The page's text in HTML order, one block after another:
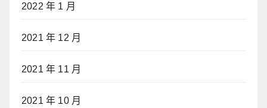
2022 年 1 月
2021 年 12 月
2021 年 11 月
2021 年 10 月